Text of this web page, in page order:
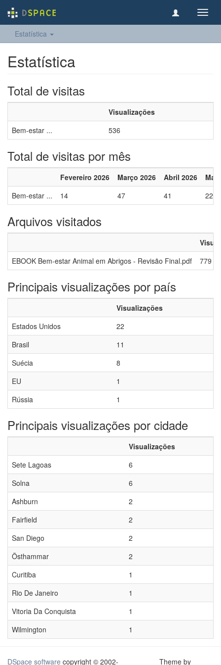
Estatística
Estatística
Total de visitas
Visualizações
Bem-estar ...
536
Total de visitas por mês
Fevereiro 2026 Março 2026 Abril 2026
Bem-estar ...
14 47 41 22
Arquivos visitados
EBOOK Bem-estar Animal em Abrigos - Revisão Final.pdf
779
Principais visualizações por país
Visualizações
Estados Unidos
22
Brasil
11
Suécia
8
EU
1
Rússia
1
Principais visualizações por cidade
Visualizações
Sete Lagoas
6
Solna
6
Ashburn
2
Fairfield
2
San Diego
2
Östhammar
2
Curitiba
1
Rio De Janeiro
1
Vitoria Da Conquista
1
Wilmington
1
DSpace software copyright © 2002- Theme by